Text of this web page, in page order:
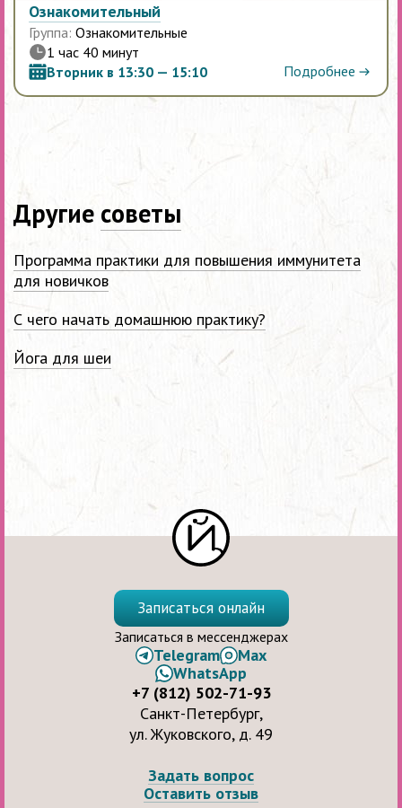
Ознакомительный
Группа: Ознакомительные
1 час 40 минут
Вторник в 13:30 — 15:10
Подробнее
Другие советы
Программа практики для повышения иммунитета
для новичков
С чего начать домашнюю практику?
Йога для шеи
Задать вопрос
Оставить отзыв
Записаться онлайн
Записаться в мессенджерах
Telegram
Max
WhatsApp
+7 (812) 502-71-93
Санкт-Петербург,
ул. Жуковского, д. 49